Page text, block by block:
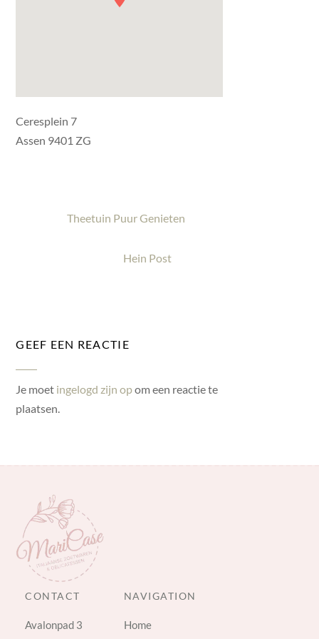
Ceresplein 7
Assen 9401 ZG
Theetuin Puur Genieten
Hein Post
GEEF EEN REACTIE
Je moet ingelogd zijn opom een reactie te
plaatsen.
CONTACT
Avalonpad 3
NAVIGATION
Home